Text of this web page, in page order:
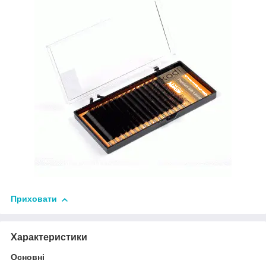
Приховати
Характеристики
Основні